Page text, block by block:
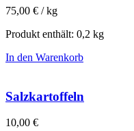
75,00 € /kg
Produkt enthält: 0,2 kg
In den Warenkorb
Salzkartoffeln
10,00 €